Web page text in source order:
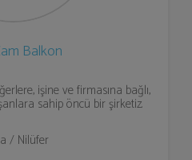
Balkon
işine ve firmasına bağlı,
sahip öncü bir şirketiz.
/ Nilüfer